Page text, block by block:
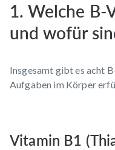
1. Welche B-
und wofür
Insgesamt gibt es acht
Aufgaben im Körper
Vitamin B1